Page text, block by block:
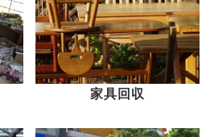
家具回収